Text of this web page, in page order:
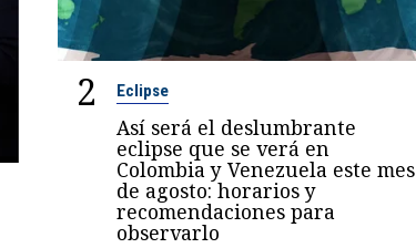
2 Eclipse
Así será el deslumbrante
eclipse que se verá en
Colombia y Venezuela este mes
de agosto: horarios y
recomendaciones para
observarlo